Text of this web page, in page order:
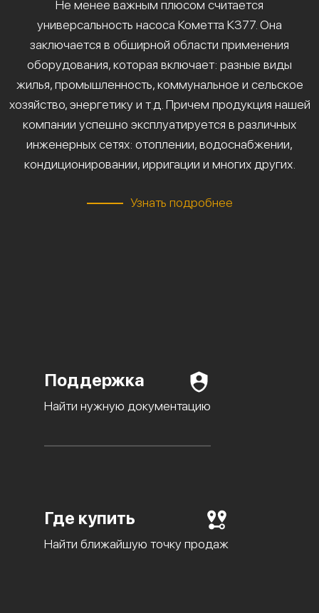
Не менее важным плюсом считается
универсальность насоса Кометта К377. Она
заключается в обширной области применения
оборудования, которая включает: разные виды
жилья, промышленность, коммунальное и сельское
хозяйство, энергетику и т.д. Причем продукция нашей
компании успешно эксплуатируется в различных
инженерных сетях: отоплении, водоснабжении,
кондиционировании, ирригации и многих других.
Узнать подробнее
Поддержка
Найти нужную документацию
Где купить
Найти ближайшую точку продаж